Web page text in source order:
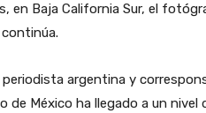
en Baja California Sur, el
continúa.
periodista argentina y
de México ha llegado a un